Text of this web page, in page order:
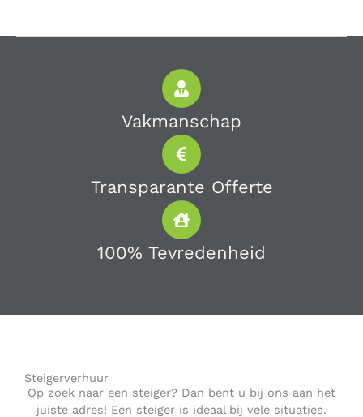
Vakmanschap
Transparante Offerte
100% Tevredenheid
Steigerverhuur
Op zoek naar een steiger? Dan bent u bij ons aan het
juiste adres! Een steiger is ideaal bij vele situaties.